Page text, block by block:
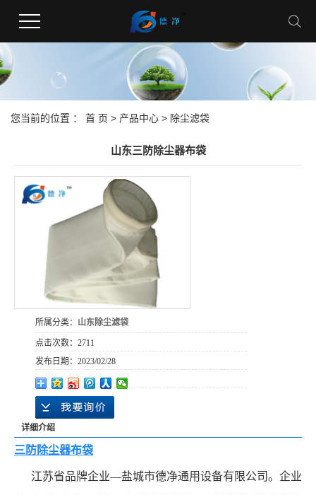
您当前的位置 ： 首 页 > 产品中心 > 除尘滤袋
山东三防除尘器布袋
所属分类： 山东除尘滤袋
点击次数： 2711
发布日期： 2023/02/28
详细介绍
三防除尘器布袋
江苏省品牌企业—盐城市德净通用设备有限公司。企业